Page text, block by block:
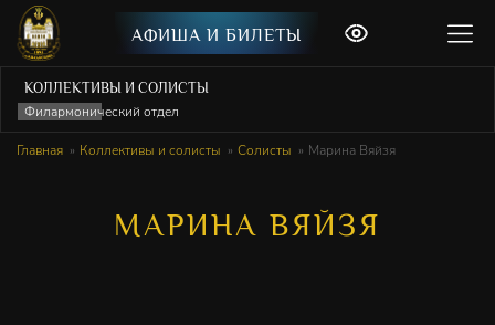
АФИША И БИЛЕТЫ
КОЛЛЕКТИВЫ И СОЛИСТЫ
Филармонический отдел
Главная Коллективы и солисты Солисты Марина Вяйзя
МАРИНА ВЯЙЗЯ